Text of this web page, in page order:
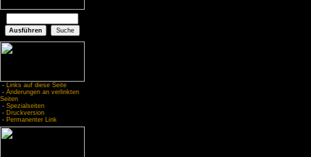
- Links auf diese Seite
- Änderungen an verlinkten
Seiten
- Spezialseiten
- Druckversion
- Permanenter Link